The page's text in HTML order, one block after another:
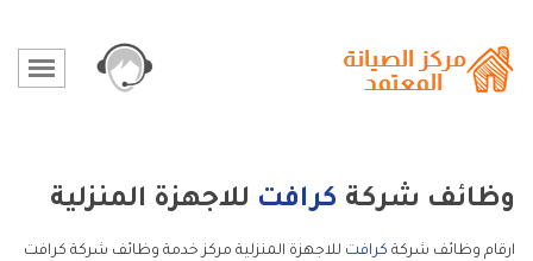
وظائف شركة كرافت للاجهزة المنزلية
ارقام وظائف شركة كرافت للاجهزة المنزلية مركز خدمة وظائف شركة كرافت